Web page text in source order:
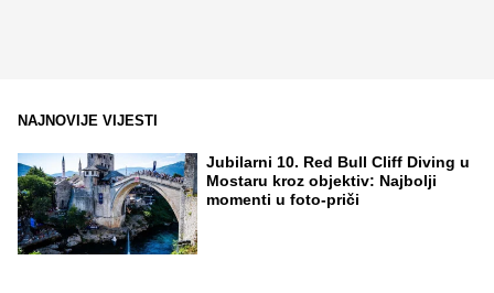
NAJNOVIJE VIJESTI
Jubilarni 10. Red Bull Cliff Diving u
Mostaru kroz objektiv: Najbolji
momenti u foto-priči